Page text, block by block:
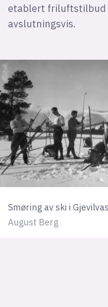
etablert friluftstilbud
avslutningsvis.
Smøring av ski i
August Berg